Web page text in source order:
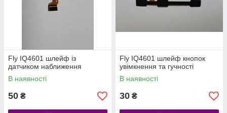
Fly IQ4601 шлейф із
датчиком наближення
В наявності
50 ₴
Fly IQ4601 шлейф кнопок
увімкнення та гучності
В наявності
30 ₴